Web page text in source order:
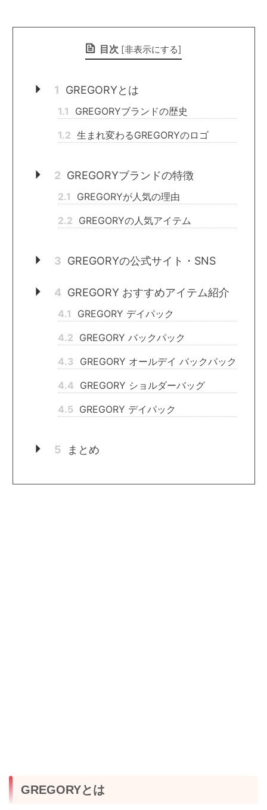
目次 [非表示にする]
1 GREGORYとは
1.1
GREGORYブランドの歴史
1.2 生まれ変わるGREGORYのロゴ
2 GREGORYブランドの特徴
2.1
GREGORYが人気の理由
2.2 GREGORYの人気アイテム
3 GREGORYの公式サイト・SNS
4 GREGORY おすすめアイテム紹介
4.1
GREGORY デイパック
4.2 GREGORY バックパック
4.3 GREGORY オールデイ バックパック
4.4 GREGORY ショルダーバッグ
4.5 GREGORY デイパック
5 まとめ
GREGORYとは